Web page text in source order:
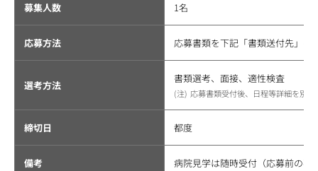
募集人数 1名
応募方法 応募書類を下記「書類送付先」へ
選考方法
書類選考、面接、適性検査
応募書類受付後、日程等詳細を別途
締切日 都度
備考 病院見学は随時受付（応募前の事